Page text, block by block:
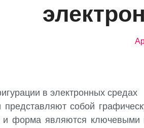
в электронных средах
собой
и форма являются